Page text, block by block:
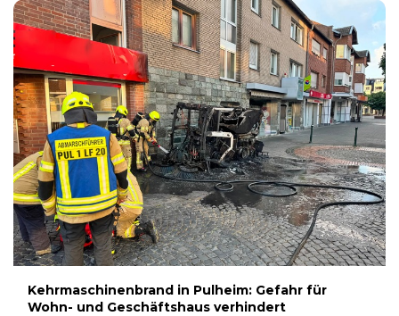
Kehrmaschinenbrand in Pulheim: Gefahr für
Wohn- und Geschäftshaus verhindert